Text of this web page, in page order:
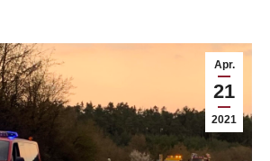
Apr.
21
2021